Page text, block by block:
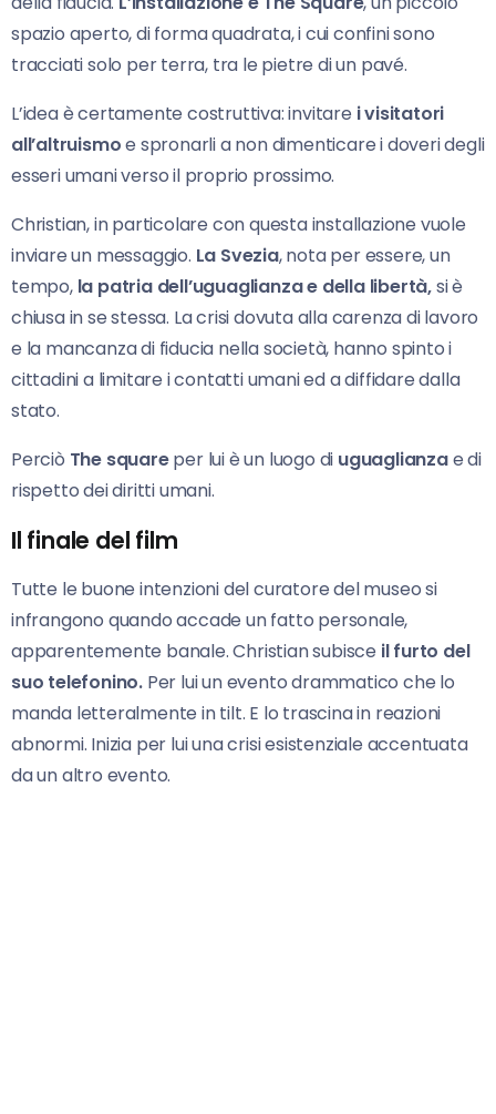
spazio aperto, di forma quadrata, i cui confini sono
tracciati solo per terra, tra le pietre di un pavé.
L’idea è certamente costruttiva: invitare i visitatori
all’altruismoe spronarli a non dimenticare i doveri degli
esseri umani verso il proprio prossimo.
Christian, in particolare con questa installazione vuole
inviare un messaggio. La Svezia, nota per essere, un
tempo,la patria dell’uguaglianza e della libertà,si è
chiusa in se stessa. La crisi dovuta alla carenza di lavoro
e la mancanza di fiducia nella società, hanno spinto i
cittadini a limitare i contatti umani ed a diffidare dalla
stato.
Perciò The squareper lui è un luogo di uguaglianzae di
rispetto dei diritti umani.
Il finale del film
Tutte le buone intenzioni del curatore del museo si
infrangono quando accade un fatto personale,
apparentemente banale. Christian subisce il furto del
suo telefonino. Per lui un evento drammatico che lo
manda letteralmente in tilt. E lo trascina in reazioni
abnormi. Inizia per lui una crisi esistenziale accentuata
da un altro evento.